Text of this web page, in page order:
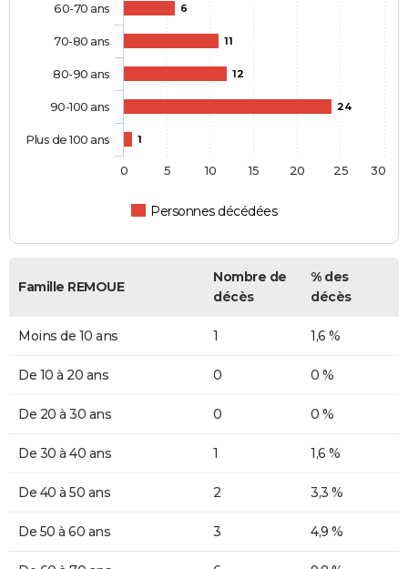
6
11
12
24
1
Personnes décédées
60-70 ans
70-80 ans
80-90 ans
90-100 ans
Plus de 100 ans
0 5 10 15 20 25 30
Famille REMOUE
Nombre de
décès
% des
décès
Moins de 10 ans 1 1,6 %
De 10 à 20 ans 0 0 %
De 20 à 30 ans 0 0 %
De 30 à 40 ans 1 1,6 %
De 40 à 50 ans 2 3,3 %
De 50 à 60 ans 3 4,9 %